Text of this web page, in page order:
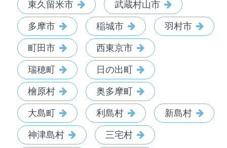
東久留米市 武蔵村山市
多摩市 稲城市 羽村市
町田市 西東京市
瑞穂町 日の出町
檜原村 奥多摩町
大島町 利島村 新島村
神津島村 三宅村